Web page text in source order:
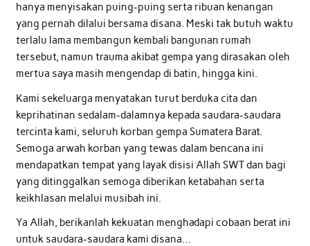
hanya menyisakan puing-puing serta ribuan kenangan
yang pernah dilalui bersama disana. Meski tak butuh waktu
terlalu lama membangun kembali bangunan rumah
tersebut, namun trauma akibat gempa yang dirasakan oleh
mertua saya masih mengendap di batin, hingga kini.
Kami sekeluarga menyatakan turut berduka cita dan
keprihatinan sedalam-dalamnya kepada saudara-saudara
tercinta kami, seluruh korban gempa Sumatera Barat.
Semoga arwah korban yang tewas dalam bencana ini
mendapatkan tempat yang layak disisi Allah SWT dan bagi
yang ditinggalkan semoga diberikan ketabahan serta
keikhlasan melalui musibah ini.
Ya Allah, berikanlah kekuatan menghadapi cobaan berat ini
untuk saudara-saudara kami disana…